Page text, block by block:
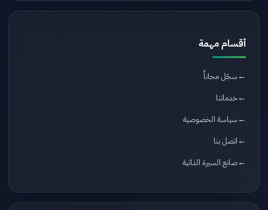
أقسام مهمة
سجّل مجاناً
خدماتنا
سياسة الخصوصية
اتصل بنا
صانع السيرة الذاتية